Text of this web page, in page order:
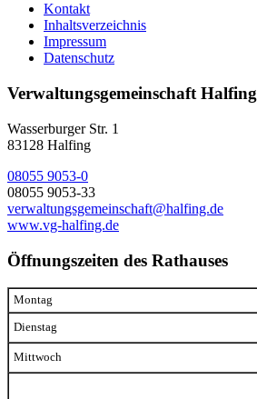
Kontakt
Inhaltsverzeichnis
Impressum
Datenschutz
Verwaltungsgemeinschaft Halfing
Wasserburger Str. 1
83128 Halfing
08055 9053-0
08055 9053-33
verwaltungsgemeinschaft@halfing.de
www.vg-halfing.de
Öffnungszeiten des Rathauses
Montag
Dienstag
Mittwoch